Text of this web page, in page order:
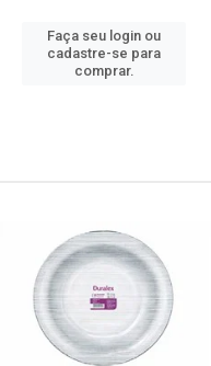
Faça seu login ou
cadastre-se para
comprar.